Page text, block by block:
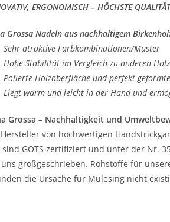
ERGONOMISCH – HÖCHSTE QUALITÄT
Grossa Nadeln aus nachhaltigem
atraktive Farbkombinationen/Muster
Stabilität im Vergleich zu anderen
Holzoberfläche und perfekt
warm und leicht in der Hand und
Grossa – Nachhaltigkeit und
von hochwertigen
sind GOTS zertifiziert und unter der Nr.
großgeschrieben. Rohstoffe für
die Ursache für Mulesing nicht